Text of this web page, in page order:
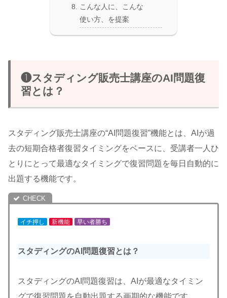
こんな人に、こんな
使い方、を提案
❶スタディング販売士講座のAI問題復
習とは？
スタディング販売士講座の“AI問題復習”機能とは、AIが過
去の短期合格者復習タイミングをベースに、受講者一人ひ
とりにとって最適なタイミングで復習問題を毎日自動的に
出題する機能です。
イチ押し 新機能 早い者勝ち
スタディングのAI問題復習とは？
スタディングのAI問題復習は、AIが最適なタイミン
グで復習問題を自動出題する画期的な機能です。